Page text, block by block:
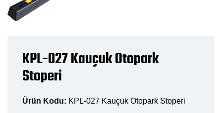
KPL-027 Kauçuk Otopark
Stoperi
Ürün Kodu: KPL-027 Kauçuk Otopark Stoperi